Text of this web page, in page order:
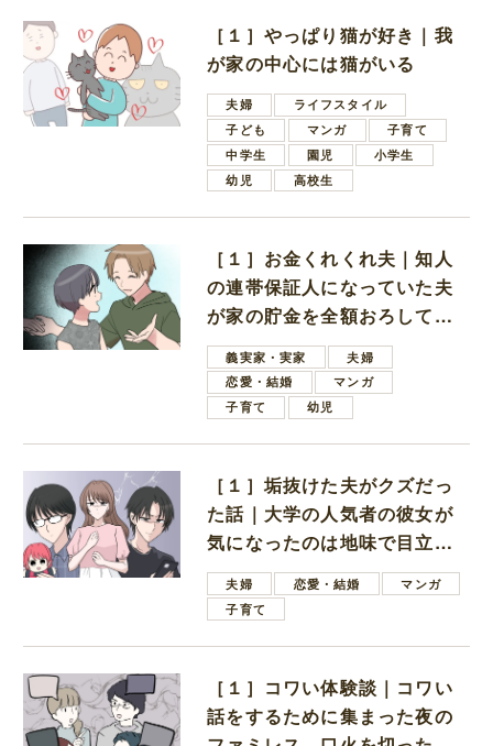
［１］やっぱり猫が好き｜我
が家の中心には猫がいる
夫婦
ライフスタイル
子ども
マンガ
子育て
中学生
園児
小学生
幼児
高校生
［１］お金くれくれ夫｜知人
の連帯保証人になっていた夫
が家の貯金を全額おろしてほ
しいと言ってきた
義実家・実家
夫婦
恋愛・結婚
マンガ
子育て
幼児
［１］垢抜けた夫がクズだっ
た話｜大学の人気者の彼女が
気になったのは地味で目立た
ない男子学生
夫婦 恋愛・結婚
マンガ
子育て
［１］コワい体験談｜コワい
話をするために集まった夜の